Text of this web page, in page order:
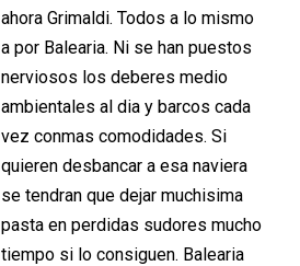
ahora Grimaldi. Todos a lo mismo
a por Balearia. Ni se han puestos
nerviosos los deberes medio
ambientales al dia y barcos cada
vez conmas comodidades. Si
quieren desbancar a esa naviera
se tendran que dejar muchisima
pasta en perdidas sudores mucho
tiempo si lo consiguen. Balearia